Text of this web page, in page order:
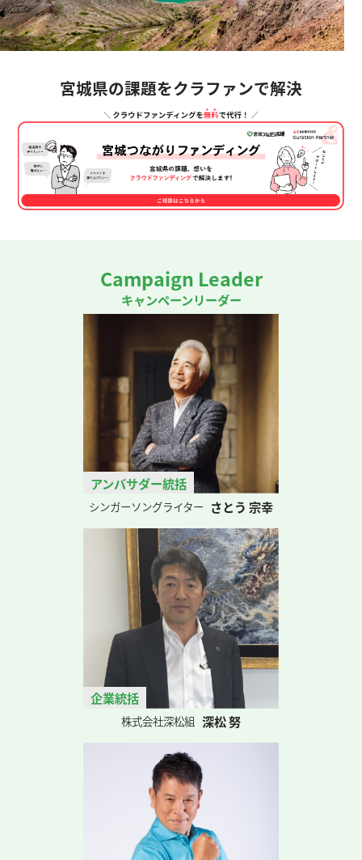
宮城県の課題をクラファンで解決
Campaign Leader
キャンペーンリーダー
アンバサダー統括
シンガーソングライター さとう 宗幸
企業統括
株式会社深松組 深松 努